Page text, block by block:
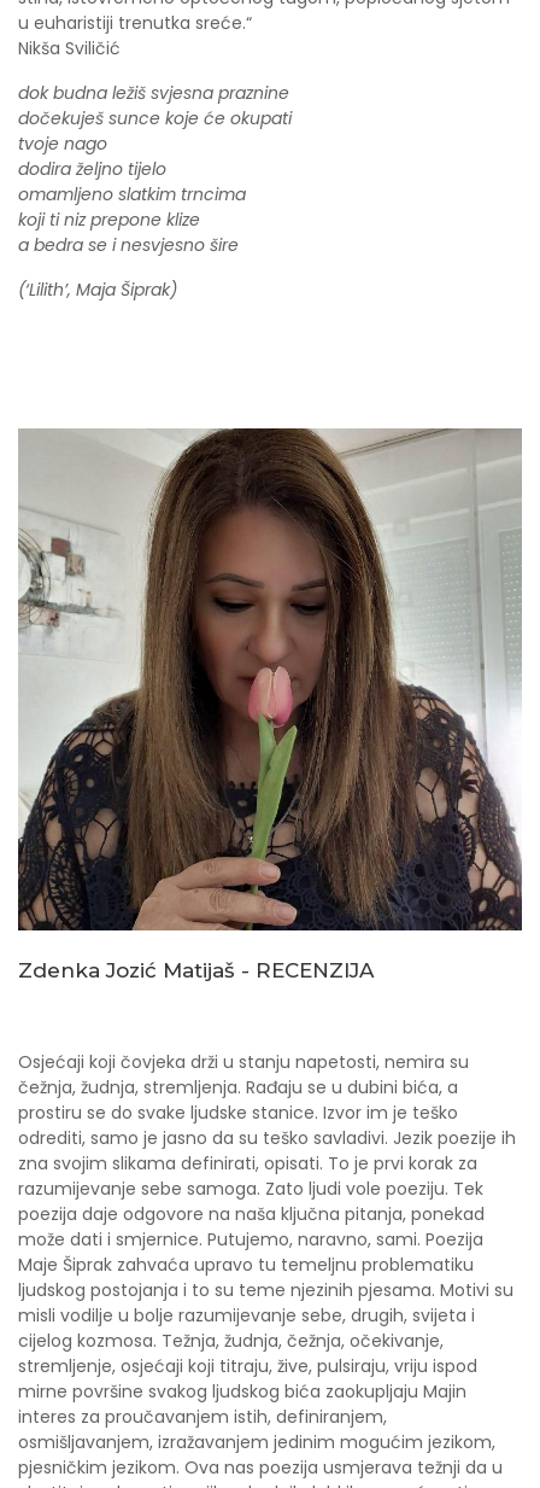
u euharistiji trenutka sreće.“
Nikša Sviličić
dok budna ležiš svjesna praznine
dočekuješ sunce koje će okupati
tvoje nago
dodira željno tijelo
omamljeno slatkim trncima
koji ti niz prepone klize
a bedra se i nesvjesno šire
(‘Lilith’, Maja Šiprak)
Zdenka Jozić Matijaš - RECENZIJA
Osjećaji koji čovjeka drži u stanju napetosti, nemira su
čežnja, žudnja, stremljenja. Rađaju se u dubini bića, a
prostiru se do svake ljudske stanice. Izvor im je teško
odrediti, samo je jasno da su teško savladivi. Jezik poezije ih
zna svojim slikama definirati, opisati. To je prvi korak za
razumijevanje sebe samoga. Zato ljudi vole poeziju. Tek
poezija daje odgovore na naša ključna pitanja, ponekad
može dati i smjernice. Putujemo, naravno, sami. Poezija
Maje Šiprak zahvaća upravo tu temeljnu problematiku
ljudskog postojanja i to su teme njezinih pjesama. Motivi su
misli vodilje u bolje razumijevanje sebe, drugih, svijeta i
cijelog kozmosa. Težnja, žudnja, čežnja, očekivanje,
stremljenje, osjećaji koji titraju, žive, pulsiraju, vriju ispod
mirne površine svakog ljudskog bića zaokupljaju Majin
interes za proučavanjem istih, definiranjem,
osmišljavanjem, izražavanjem jedinim mogućim jezikom,
pjesničkim jezikom. Ova nas poezija usmjerava težnji da u